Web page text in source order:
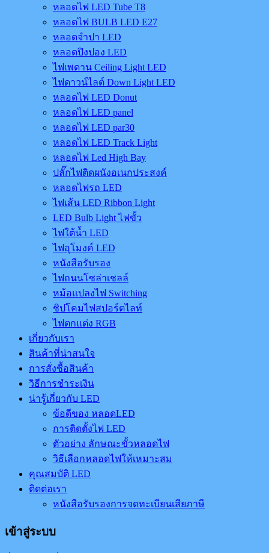
หลอดไฟ LED Tube T8
หลอดไฟ BULB LED E27
หลอดจำปา LED
หลอดปิงปอง LED
ไฟเพดาน Ceiling Light LED
ไฟดาวน์ไลต์ Down Light LED
หลอดไฟ LED Donut
หลอดไฟ LED panel
หลอดไฟ LED par30
หลอดไฟ LED Track Light
หลอดไฟ Led High Bay
ปลั๊กไฟติดผนังอเนกประสงค์
หลอดไฟรถ LED
ไฟเส้น LED Ribbon Light
LED Bulb Light ไฟขั้ว
ไฟใต้น้ำ LED
ไฟอุโมงค์ LED
หนังสือรับรอง
ไฟถนนโซล่าเชลล์
หม้อแปลงไฟ Switching
ชิปโคมไฟสปอร์ตไลท์
ไฟตกแต่ง RGB
เกี่ยวกับเรา
สินค้าที่น่าสนใจ
การสั่งซื้อสินค้า
วิธีการชำระเงิน
น่ารู้เกี่ยวกับ LED
ข้อดีของ หลอดLED
การติดตั้งไฟ LED
ตัวอย่าง ลักษณะขั้วหลอดไฟ
วิธีเลือกหลอดไฟให้เหมาะสม
คุณสมบัติ LED
ติดต่อเรา
หนังสือรับรองการจดทะเบียนเสียภาษี
เข้าสู่ระบบ